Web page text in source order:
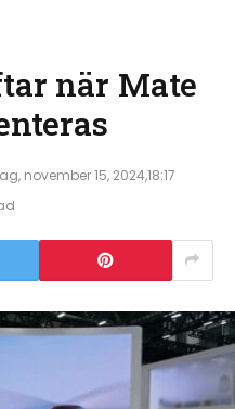
när Mate
november 15, 2024,18:17